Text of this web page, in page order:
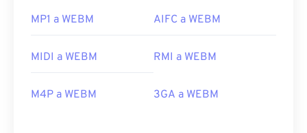
MP1 a WEBM AIFC a WEBM
MIDI a WEBM RMI a WEBM
M4P a WEBM 3GA a WEBM